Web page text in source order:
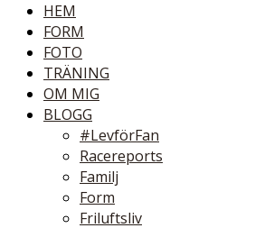
HEM
FORM
FOTO
TRÄNING
OM MIG
BLOGG
#LevförFan
Racereports
Familj
Form
Friluftsliv